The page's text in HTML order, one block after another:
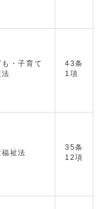
も・子育て
法
43条
1項
福祉法
35条
12項